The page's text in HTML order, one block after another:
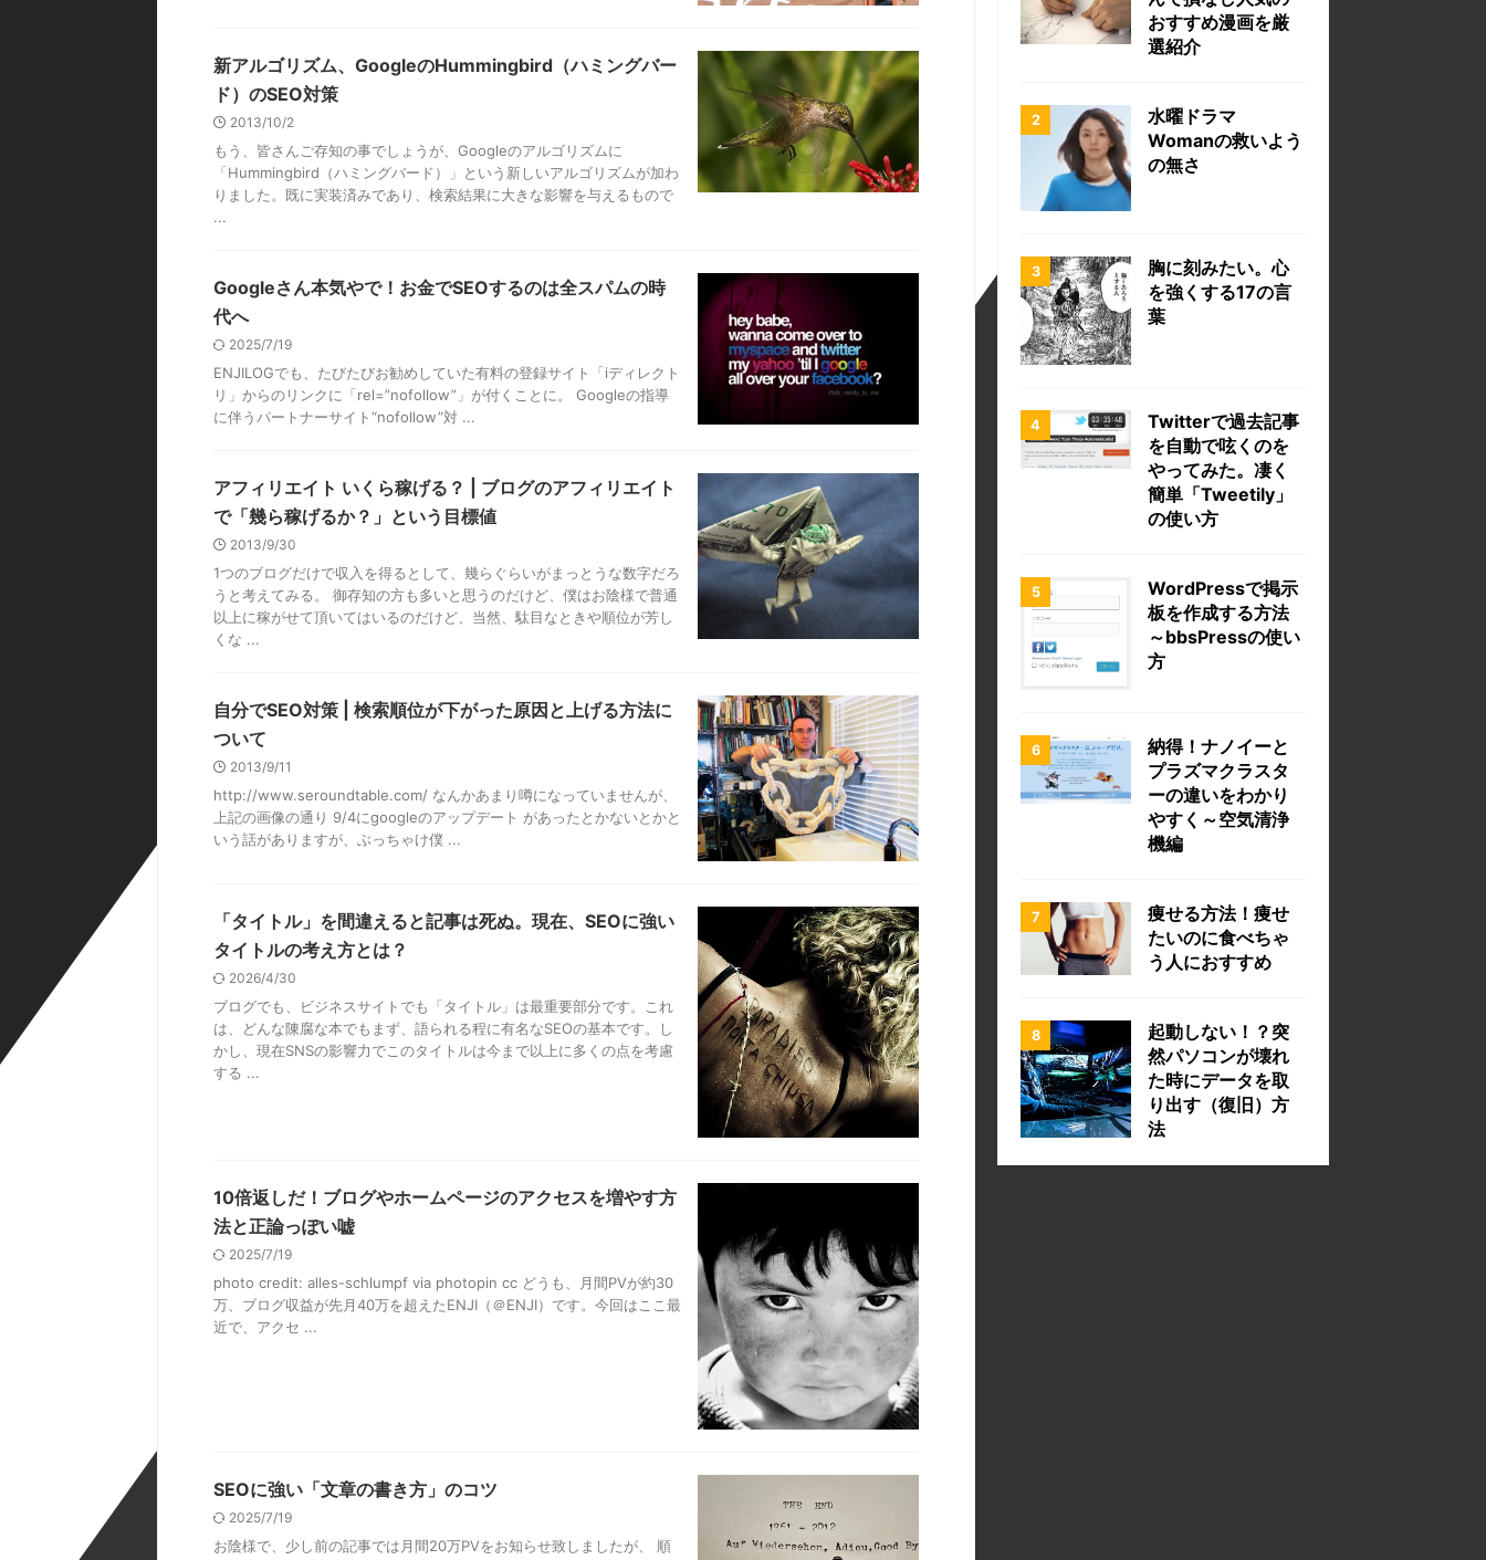
新アルゴリズム、GoogleのHummingbird（ハミングバー
ド）のSEO対策
2013/10/2
もう、皆さんご存知の事でしょうが、Googleのアルゴリズムに
「Hummingbird（ハミングバード）」という新しいアルゴリズムが加わ
りました。既に実装済みであり、検索結果に大きな影響を与えるもので
...
Googleさん本気やで！お金でSEOするのは全スパムの時
代へ
2025/7/19
ENJILOGでも、たびたびお勧めしていた有料の登録サイト「iディレクト
リ」からのリンクに「rel=”nofollow”」が付くことに。 Googleの指導
に伴うパートナーサイト“nofollow”対 ...
アフィリエイト いくら稼げる？ | ブログのアフィリエイト
で「幾ら稼げるか？」という目標値
2013/9/30
1つのブログだけで収入を得るとして、幾らぐらいがまっとうな数字だろ
うと考えてみる。 御存知の方も多いと思うのだけど、僕はお陰様で普通
以上に稼がせて頂いてはいるのだけど、当然、駄目なときや順位が芳し
くな ...
自分でSEO対策 | 検索順位が下がった原因と上げる方法に
ついて
2013/9/11
http://www.seroundtable.com/ なんかあまり噂になっていませんが、
上記の画像の通り 9/4にgoogleのアップデート があったとかないとかと
いう話がありますが、ぶっちゃけ僕 ...
「タイトル」を間違えると記事は死ぬ。現在、SEOに強い
タイトルの考え方とは？
2026/4/30
ブログでも、ビジネスサイトでも「タイトル」は最重要部分です。これ
は、どんな陳腐な本でもまず、語られる程に有名なSEOの基本です。し
かし、現在SNSの影響力でこのタイトルは今まで以上に多くの点を考慮
する ...
10倍返しだ！ブログやホームページのアクセスを増やす方
法と正論っぽい嘘
2025/7/19
photo credit: alles-schlumpf via photopin cc どうも、月間PVが約30
万、ブログ収益が先月40万を超えたENJI（＠ENJI）です。今回はここ最
近で、アクセ ...
SEOに強い「文章の書き方」のコツ
2025/7/19
お陰様で、少し前の記事では月間20万PVをお知らせ致しましたが、 順
おすすめ漫画を厳
選紹介
水曜ドラマ
Womanの救いよう
の無さ
胸に刻みたい。心
を強くする17の言
葉
Twitterで過去記事
を自動で呟くのを
やってみた。凄く
簡単「Tweetily」
の使い方
WordPressで掲示
板を作成する方法
～bbsPressの使い
方
納得！ナノイーと
プラズマクラスタ
ーの違いをわかり
やすく～空気清浄
機編
痩せる方法！痩せ
たいのに食べちゃ
う人におすすめ
起動しない！？突
然パソコンが壊れ
た時にデータを取
り出す（復旧）方
法